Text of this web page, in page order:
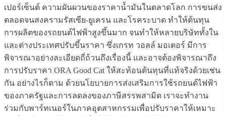
เปอร์เซ็นต์ ความผันผวนของราคาน้ำมันในตลาดโลก การขนส่ง
ตลอดจนสงครามรัสเซีย-ยูเครน และโรคระบาด ทำให้ต้นทุน
การผลิตของรถยนต์ไฟฟ้าสูงขึ้นมาก จนทำให้หลายบริษัททั้งใน
และต่างประเทศปรับขึ้นราคา ซึ่งเกรท วอลล์ มอเตอร์ มีการ
พิจารณาอย่างละเอียดถี่ถ้วนถึงเรื่องนี้ และอาจต้องพิจารณาถึง
การปรับราคา ORA Good Cat ให้สะท้อนต้นทุนที่แท้จริงด้วยเช่น
กัน อย่างไรก็ตาม ด้วยนโยบายการส่งเสริมการใช้รถยนต์ไฟฟ้า
ของภาครัฐและการลดลงของภาษีสรรพสามิต เราจะทำงาน
ร่วมกับพาร์ทเนอร์ในภาคอุตสาหกรรมเพื่อปรับราคาให้เหมาะ